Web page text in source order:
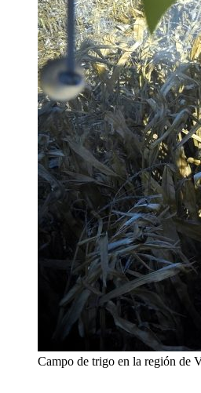
Campo de trigo en la región de